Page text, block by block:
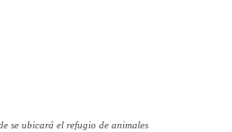
se ubicará el refugio de animales